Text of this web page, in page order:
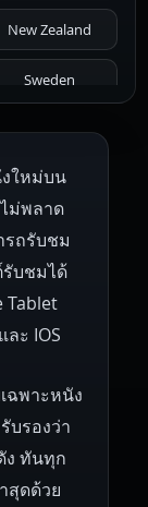
1962
1939
New Zealand
Sweden
Poland
Bulgaria
Turkey
ใหม่บน
ม่พลาด
ถรับชม
บชมได้
Tablet
ะ IOS
ฉพาะหนัง
บรองว่า
ง ทันทุก
สุดด้วย